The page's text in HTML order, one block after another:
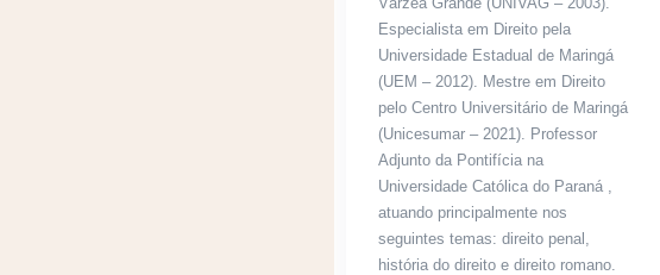
Especialista em Direito pela
Universidade Estadual de Maringá
(UEM – 2012). Mestre em Direito
pelo Centro Universitário de Maringá
(Unicesumar – 2021). Professor
Adjunto da Pontifícia na
Universidade Católica do Paraná ,
atuando principalmente nos
seguintes temas: direito penal,
história do direito e direito romano.